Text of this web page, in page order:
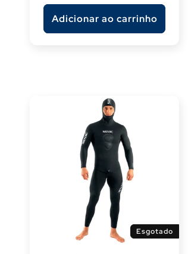
Adicionar ao carrinho
Esgotado